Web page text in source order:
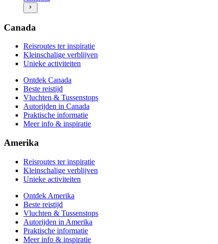
Vluchten & Tussenstops
Praktische informatie
Canada
Reisroutes ter inspiratie
Kleinschalige verblijven
Unieke activiteiten
Ontdek Canada
Beste reistijd
Vluchten & Tussenstops
Autorijden in Canada
Praktische informatie
Meer info & inspiratie
Amerika
Reisroutes ter inspiratie
Kleinschalige verblijven
Unieke activiteiten
Ontdek Amerika
Beste reistijd
Vluchten & Tussenstops
Autorijden in Amerika
Praktische informatie
Meer info & inspiratie